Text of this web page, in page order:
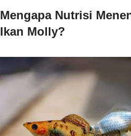
Mengapa Nutrisi
Ikan Molly?